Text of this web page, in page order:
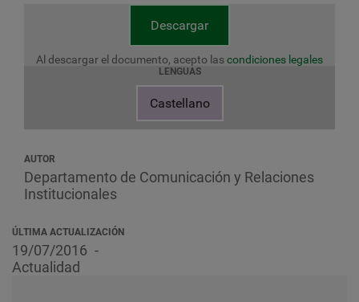
Descargar
Al descargar el documento, acepto lascondiciones legales
LENGUAS
Castellano
AUTOR
Departamento de Comunicación y Relaciones
Institucionales
ÚLTIMA ACTUALIZACIÓN
19/07/2016
Actualidad